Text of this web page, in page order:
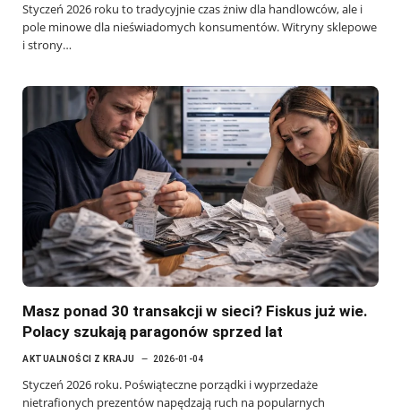
Styczeń 2026 roku to tradycyjnie czas żniw dla handlowców, ale i
pole minowe dla nieświadomych konsumentów. Witryny sklepowe
i strony…
Masz ponad 30 transakcji w sieci? Fiskus już wie.
Polacy szukają paragonów sprzed lat
AKTUALNOŚCI Z KRAJU 2026-01-04
Styczeń 2026 roku. Poświąteczne porządki i wyprzedaże
nietrafionych prezentów napędzają ruch na popularnych